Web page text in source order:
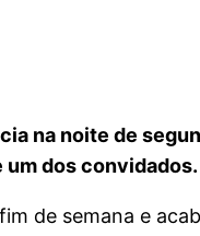
na noite de
um dos convidados.
de semana e